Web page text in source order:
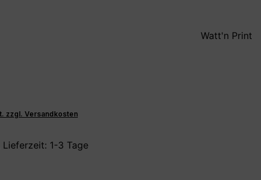
Watt'n Print
zzgl. Versandkosten
Lieferzeit: 1-3 Tage